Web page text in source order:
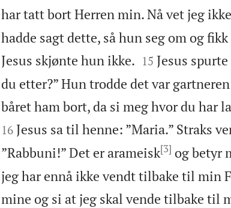
har tatt bort Herren min. Nå vet jeg
hadde sagt dette, så hun seg om og
Jesus skjønte hun ikke.
15 Jesus
du etter?” Hun trodde det var
båret ham bort, da si meg hvor du har
16 Jesus sa til henne: ”Maria.” Straks
”Rabbuni!” Det er arameisk[3] og betyr
jeg har ennå ikke vendt tilbake til min
mine og si at jeg skal vende tilbake til